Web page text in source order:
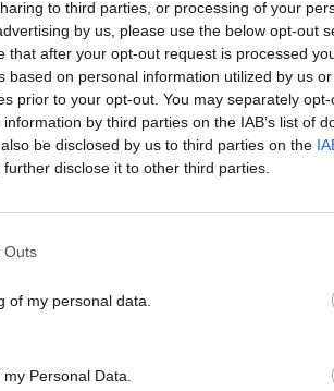
to third parties, or processing of your
by us, please use the below opt-out
that after your opt-out request is processed
based on personal information utilized by us
prior to your opt-out. You may separately
by third parties on the IAB’s list of
be disclosed by us to third parties on the
disclose it to other third parties.
Outs
of my personal data.
Personal Data.
nešvarumus.